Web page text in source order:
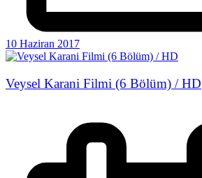
10 Haziran 2017
Veysel Karani Filmi (6 Bölüm) / HD